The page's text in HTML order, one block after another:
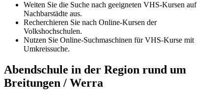
Weiten Sie die Suche nach geeigneten VHS-Kursen auf
Nachbarstädte aus.
Recherchieren Sie nach Online-Kursen der
Volkshochschulen.
Nutzen Sie Online-Suchmaschinen für VHS-Kurse mit
Umkreissuche.
Abendschule in der Region rund um
Breitungen / Werra